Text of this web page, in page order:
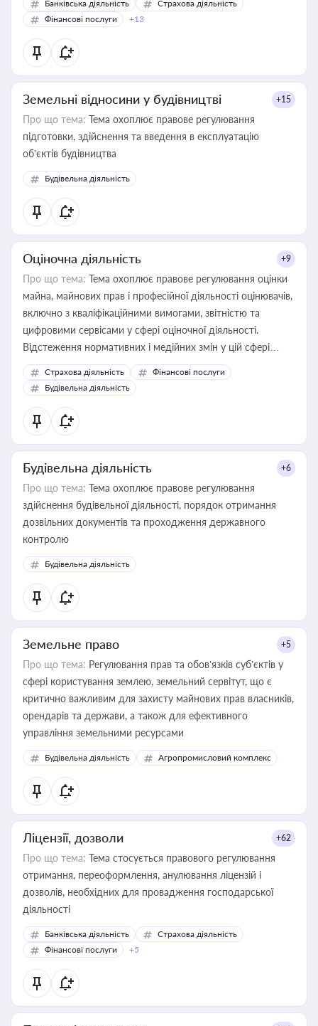
Банківська діяльність
Страхова діяльність
Фінансові послуги
+13
Земельні відносини у будівництві +15
Про що тема: Тема охоплює правове регулювання
підготовки, здійснення та введення в експлуатацію
об’єктів будівництва
Будівельна діяльність
Оціночна діяльність +9
Про що тема: Тема охоплює правове регулювання оцінки
майна, майнових прав і професійної діяльності оцінювачів,
включно з кваліфікаційними вимогами, звітністю та
цифровими сервісами у сфері оціночної діяльності.
Відстеження нормативних і медійних змін у цій сфері
корисне для власника бізнесу, керівника, юриста або
бухгалтера під час оподаткування, приватизації, оренди
державного майна, корпоративних угод і перевірки
статусу суб'єктів оціночної діяльності
Страхова діяльність
Фінансові послуги
Будівельна діяльність
Будівельна діяльність +6
Про що тема: Тема охоплює правове регулювання
здійснення будівельної діяльності, порядок отримання
дозвільних документів та проходження державного
контролю
Будівельна діяльність
Земельне право +5
Про що тема: Регулювання прав та обов’язків суб’єктів у
сфері користування землею, земельний сервітут, що є
критично важливим для захисту майнових прав власників,
орендарів та держави, а також для ефективного
управління земельними ресурсами
Будівельна діяльність Агропромисловий комплекс
Ліцензії, дозволи +62
Про що тема: Тема стосується правового регулювання
отримання, переоформлення, анулювання ліцензій і
дозволів, необхідних для провадження господарської
діяльності
Банківська діяльність
Страхова діяльність
Фінансові послуги
+5